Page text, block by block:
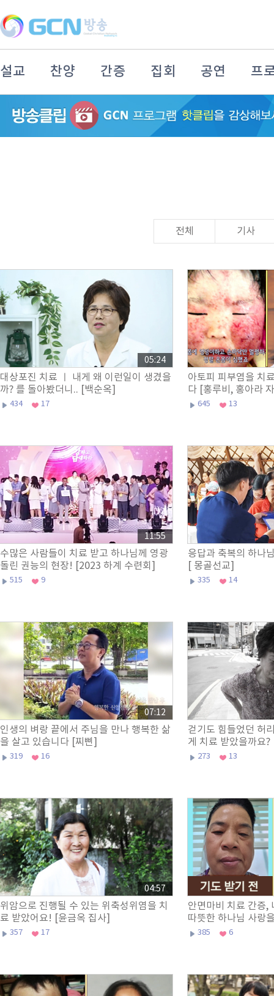
설교 찬양 간증 집회 공연 프
전체 기사
대상포진 치료 ㅣ 내게 왜 이런일이 생겼을
까? 를 돌아봤더니.. [백순옥]
434 17
05:24
아토피 피부염을 치
다 [홍루비, 홍아라
645 13
수많은 사람들이 치료 받고 하나님께 영광
돌린 권능의 현장! [2023 하계 수련회]
515 9
11:55
응답과 축복의 하나
[ 몽골선교]
335 14
인생의 벼랑 끝에서 주님을 만나 행복한 삶
을 살고 있습니다 [찌삔]
319 16
07:12
걷기도 힘들었던 허
게 치료 받았을까요
273 13
위암으로 진행될 수 있는 위축성위염을 치
료 받았어요! [윤금옥 집사]
357 17
04:57
안면마비 치료 간증,
따뜻한 하나님 사랑
사]385 6